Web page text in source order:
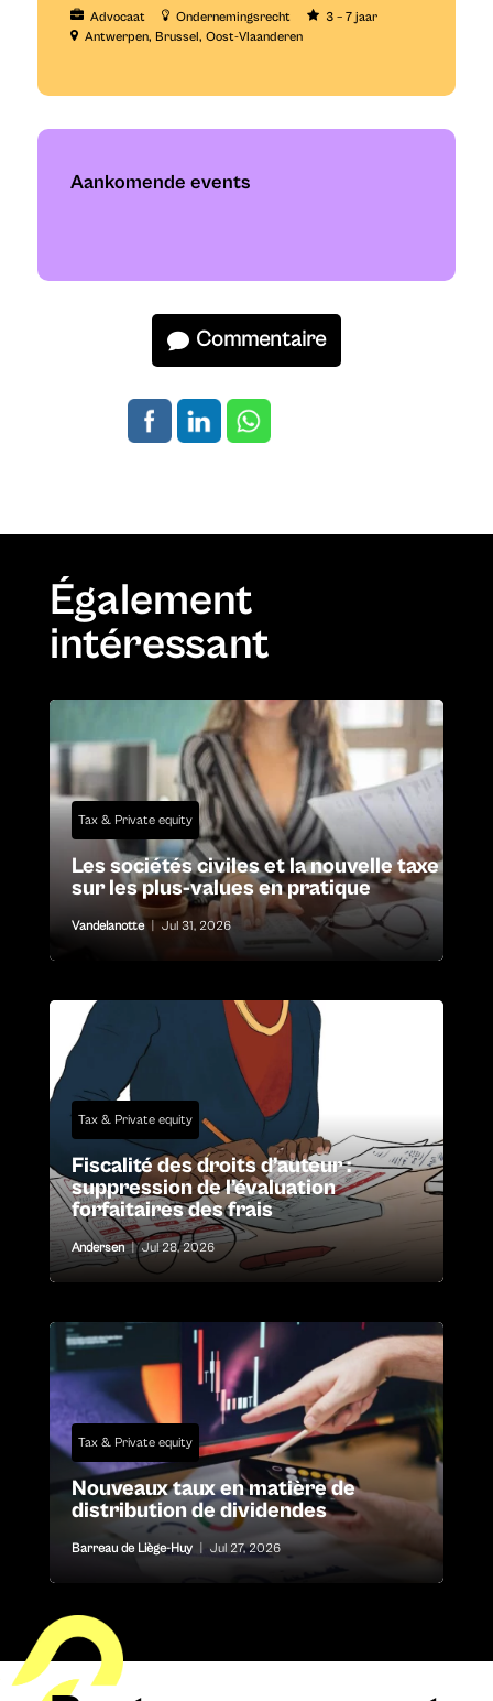
Advocaat Ondernemingsrecht
3 – 7 jaar
Antwerpen
Brussel Oost-Vlaanderen
Aankomende events
Commentaire
Également
intéressant
Tax & Private equity
Les sociétés civiles et la nouvelle taxe
sur les plus-values en pratique
Vandelanotte Jul 31, 2026
Tax & Private equity
Fiscalité des droits d’auteur :
suppression de l’évaluation
forfaitaires des frais
Andersen | Jul 28, 2026
Tax & Private equity
Nouveaux taux en matière de
distribution de dividendes
Barreau de Liège-Huy Jul 27, 2026